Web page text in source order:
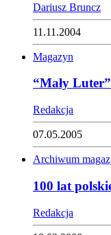
Dariusz Bruncz
11.11.2004
Magazyn
“Mały
Redakcja
07.05.2005
Archiwum
100 lat
Redakcja